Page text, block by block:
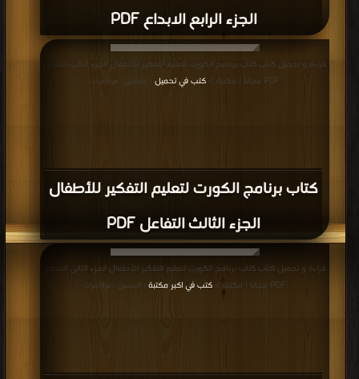
الجزء الرابع الابداع PDF
كتاب برنامج الكورت لتعليم التفكير للأطفال
الجزء الثالث التفاعل PDF
قراءة و تحميل كتاب كتاب برنامج الكورت لتعليم التفكير للأطفال الجزء الثالث التفاعل
PDF مجانا | مكتبة >
كتب في تحميل | التحميل : مرة/مرات
قراءة و تحميل كتاب كتاب برنامج الكورت لتعليم التفكير للأطفال الجزء الثانى التنظيم
PDF مجانا | مكتبة >
كتب في اكبر مكتبة | التحميل : مرة/مرات